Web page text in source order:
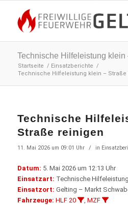
Technische Hilfeleistung klein
Startseite / Einsatzberichte /
Technische Hilfeleistung klein – Straße
Technische
Straße reinigen
11. Mai 2026 um 09:01 Uhr / in
Datum: 5. Mai 2026 um 12:13 Uhr
Einsatzart: Technische Hilfeleistung
Einsatzort: Gelting – Markt
Fahrzeuge: HLF 20 , MZF